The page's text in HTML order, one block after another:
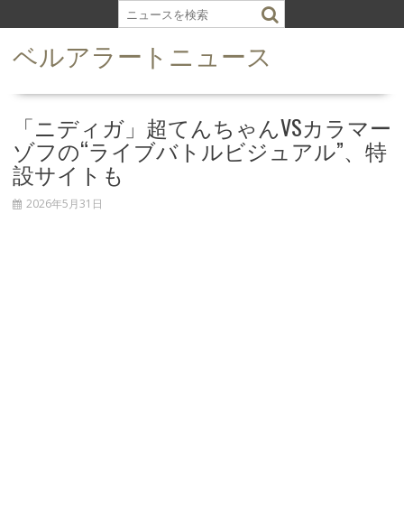
k
ベルアラートニュース
「ニディガ」超てんちゃんVSカラマー
ゾフの“ライブバトルビジュアル”、特
設サイトも
2026年5月31日